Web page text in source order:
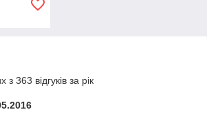
363 відгуків за рік